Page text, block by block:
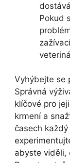
Pokud
Vyhýbejte se
Správná
klíčové pro
krmení a
časech
abyste viděli,